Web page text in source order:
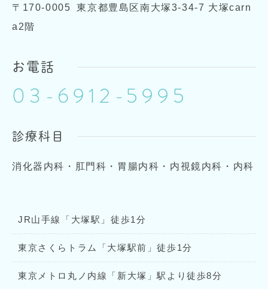
〒170-0005
東京都豊島区南大塚3-34-7 大塚carn
a2階
お電話
03-6912-5995
診療科目
消化器内科・肛門科・胃腸内科・内視鏡内科・内科
JR山手線「大塚駅」徒歩1分
東京さくらトラム「大塚駅前」徒歩1分
東京メトロ丸ノ内線「新大塚」駅より徒歩8分